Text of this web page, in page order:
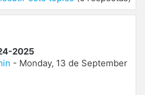
2025
- Monday, 13 de September